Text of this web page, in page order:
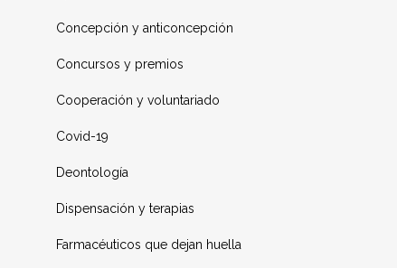
Concepción y anticoncepción
Concursos y premios
Cooperación y voluntariado
Covid-19
Deontología
Dispensación y terapias
Farmacéuticos que dejan huella